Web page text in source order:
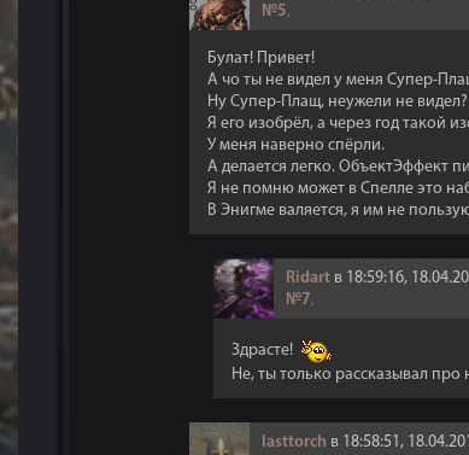
№5,
Булат! Привет!
А чо ты не видел у меня Супер-
Ну Супер-Плащ, неужели не видел?
Я его изобрёл, а через год такой
У меня наверно спёрли.
А делается легко. ОбъектЭффект
Я не помню может в Спелле это
В Энигме валяется, я им не
Ridart в 18:59:16,
№7,
Здрасте!
Не, ты только рассказывал
lasttorch в 18:58:51,